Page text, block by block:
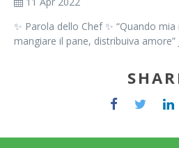
✨ Parola dello Chef ✨ “Quando
mangiare il pane, distribuiva